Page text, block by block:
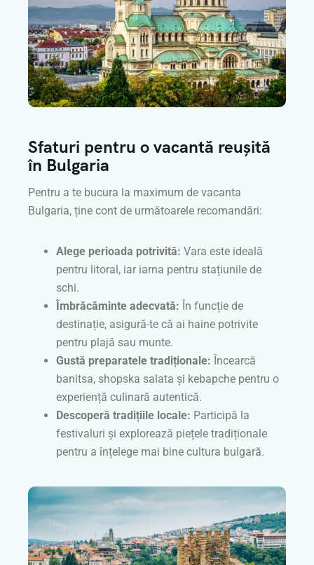
Sfaturi pentru o vacantă reușită
în Bulgaria
Pentru a te bucura la maximum de vacanta
Bulgaria, ține cont de următoarele recomandări:
Alege perioada potrivită: Vara este ideală
pentru litoral, iar iarna pentru stațiunile de
schi.
Îmbrăcăminte adecvată: În funcție de
destinație, asigură-te că ai haine potrivite
pentru plajă sau munte.
Gustă preparatele tradiționale: Încearcă
banitsa, shopska salata și kebapche pentru o
experiență culinară autentică.
Descoperă tradițiile locale: Participă la
festivaluri și explorează piețele tradiționale
pentru a înțelege mai bine cultura bulgară.